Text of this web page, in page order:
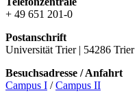
+ 49 651 201-0
Postanschrift
Universität Trier | 54286 Trier
Besuchsadresse / Anfahrt
Campus I /Campus II